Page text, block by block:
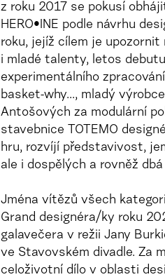
z roku 2017 se pokusí
HERO•INE podle návrhu
roku, jejíž cílem je
i mladé talenty, letos
experimentálního
basket-why..., mladý
Antošových za modulární
stavebnice TOTEMO
hru, rozvíjí představivost,
ale i dospělých a rovněž
Jména vítězů všech
Grand designéra/ky roku
galavečera v režii Jany
ve Stavovském divadle. Za
celoživotní dílo v oblasti